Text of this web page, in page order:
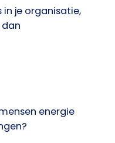
in je organisatie,
dan
energie